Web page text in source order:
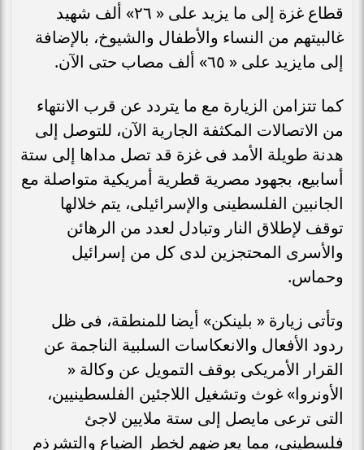
قطاع غزة إلى ما يزيد على « ٢٦» ألف شهيد
غالبيتهم من النساء والأطفال والشيوخ، بالإضافة
إلى مايزيد على « ٦٥» ألف مصاب حتى الآن.
كما تتزامن الزيارة مع ما يتردد عن قرب الانتهاء
من الاتصالات المكثفة الجارية الآن، للتوصل إلى
هدنة طويلة الأمد فى غزة قد تصل مداها إلى ستة
أسابيع، بجهود مصرية قطرية أمريكية متواصلة مع
الجانبين الفلسطينى والإسرائيلى، يتم خلالها
توقف لإطلاق النار وتبادل لعدد من الرهائن
والأسرى المحتجزين لدى كل من إسرائيل
وحماس.
وتأتى زيارة « بلينكن» أيضا للمنطقة، فى ظل
ردود الأفعال والانعكاسات السلبية الناجمة عن
القرار الأمريكى بوقف التمويل عن وكالة «
الأونروا» غوث وتشغيل اللاجئين الفلسطينيين،
التى ترعى مايصل إلى ستة ملايين لاجئ
فلسطينى، مما يعرضهم لخطر الضياع والتشرذم